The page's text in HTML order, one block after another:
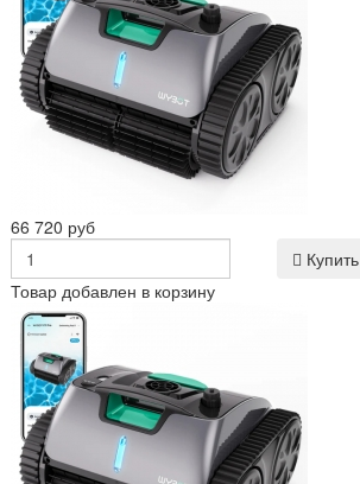
66 720 руб
Купить
Товар добавлен в корзину